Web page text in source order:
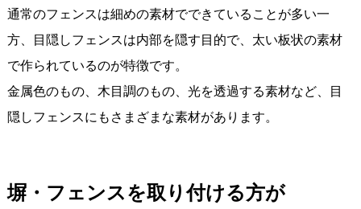
通常のフェンスは細めの素材でできていることが多い一
方、目隠しフェンスは内部を隠す目的で、太い板状の素材
で作られているのが特徴です。
金属色のもの、木目調のもの、光を透過する素材など、目
隠しフェンスにもさまざまな素材があります。
塀・フェンスを取り付ける方が